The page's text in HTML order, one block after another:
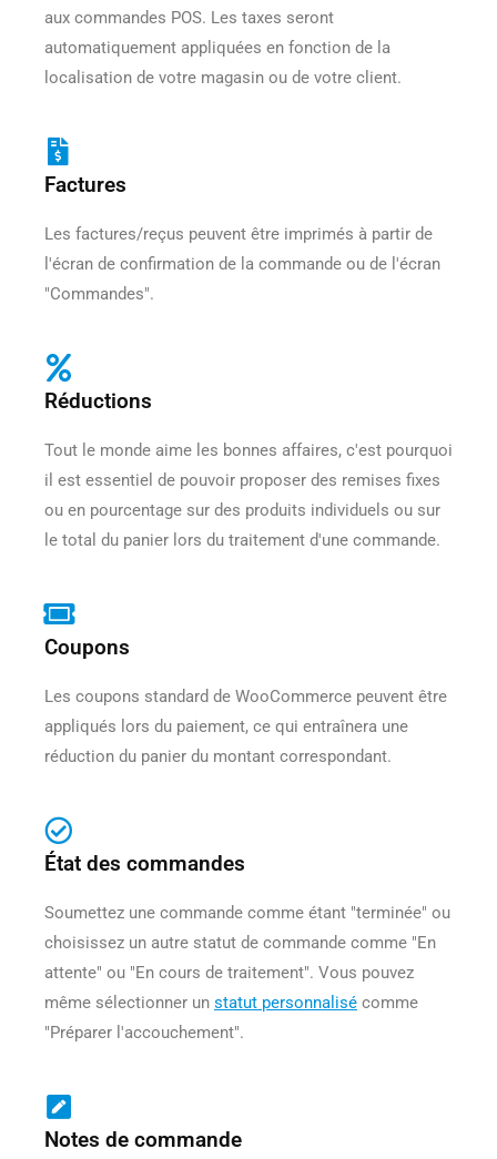
aux commandes POS. Les taxes seront
automatiquement appliquées en fonction de la
localisation de votre magasin ou de votre client.
Factures
Les factures/reçus peuvent être imprimés à partir de
l'écran de confirmation de la commande ou de l'écran
"Commandes".
Réductions
Tout le monde aime les bonnes affaires, c'est pourquoi
il est essentiel de pouvoir proposer des remises fixes
ou en pourcentage sur des produits individuels ou sur
le total du panier lors du traitement d'une commande.
Coupons
Les coupons standard de WooCommerce peuvent être
appliqués lors du paiement, ce qui entraînera une
réduction du panier du montant correspondant.
État des commandes
Soumettez une commande comme étant "terminée" ou
choisissez un autre statut de commande comme "En
attente" ou "En cours de traitement". Vous pouvez
même sélectionner un statut personnalisé comme
"Préparer l'accouchement".
Notes de commande